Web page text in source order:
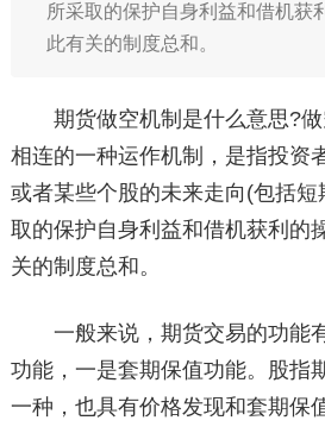
所采取的保护自身利益和借机获
此有关的制度总和。
期货做空机制是什么意思?做
相连的一种运作机制，是指投资
或者某些个股的未来走向(包括
取的保护自身利益和借机获利的
关的制度总和。
一般来说，期货交易的功能
功能，一是套期保值功能。股指
一种，也具有价格发现和套期保